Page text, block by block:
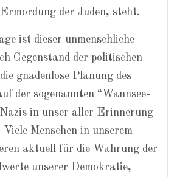
der Juden, steht.
ist dieser unmenschliche
Gegenstand der politischen
gnadenlose Planung des
der sogenannten “Wannsee-
in unser aller Erinnerung
Menschen in unserem
aktuell für die Wahrung der
unserer Demokratie,